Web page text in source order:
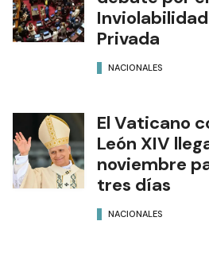
Privada
NACIONALES
El Vaticano
León XIV
noviembre
tres días
NACIONALES